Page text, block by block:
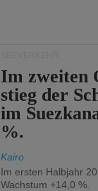
Im zweiten
stieg der
im
%.
Kairo
Im ersten Halbjahr
Wachstum +14,0 %.